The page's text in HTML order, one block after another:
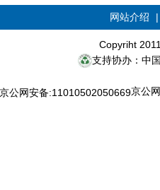
网站介绍
Copyriht
支持协办：中
京公